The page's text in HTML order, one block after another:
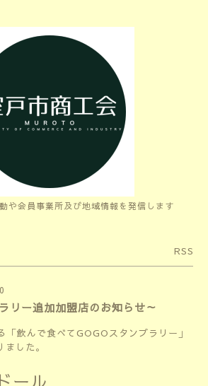
や会員事業所及び地域情報を発信します
RSS
リー追加加盟店のお知らせ～
「飲んで食べてGOGOスタンプラリー」
した。
ール